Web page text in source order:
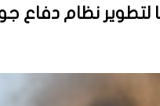
لتطوير نظام دفاع